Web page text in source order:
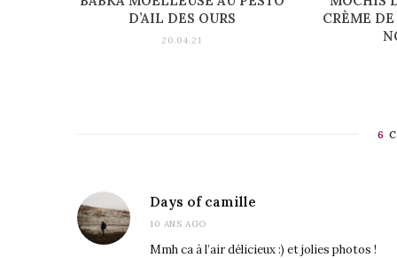
D’AIL DES OURS
20.04.21
CRÈME
6
Days of camille
10 ANS AGO
Mmh ca à l’air délicieux :) et jolies photos !